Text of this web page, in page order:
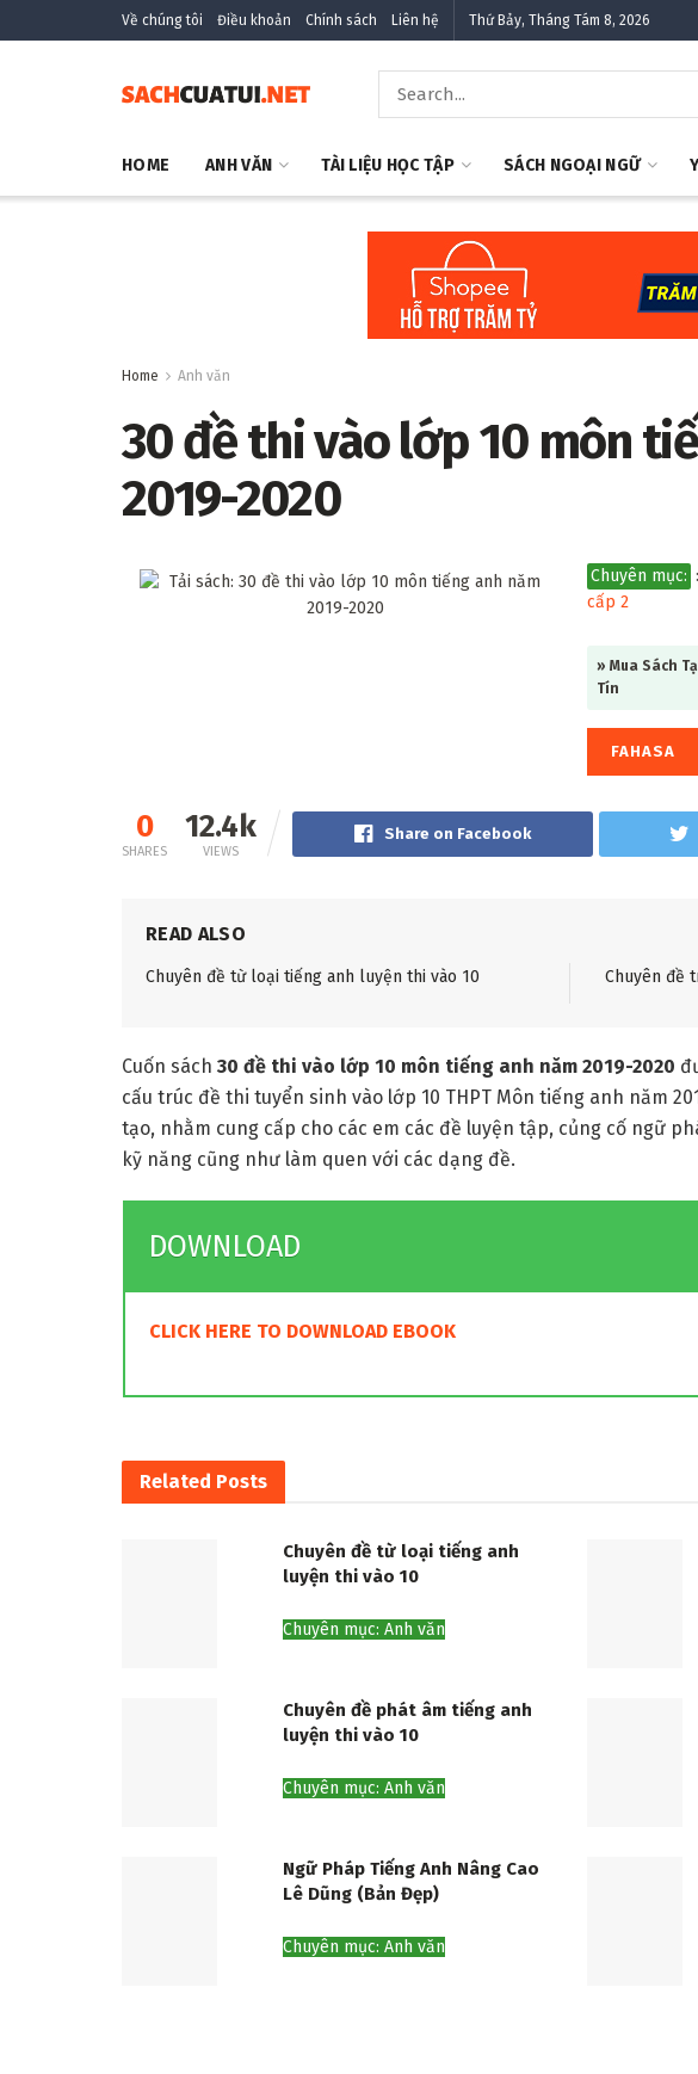
Về chúng tôi Điều khoản Chính sách Liên hệ Thứ Bảy, Tháng Tám 8, 2026
HOME ANH VĂN TÀI LIỆU HỌC TẬP SÁCH NGOẠI NGỮ
Home Anh văn
30 đề thi vào lớp 10 môn
2019-2020
Chuyên mục: :
cấp 2
» Mua Sách
Tín
FAHASA
0
SHARES
12.4k
VIEWS
Share on Facebook
READ ALSO
Chuyên đề từ loại tiếng anh luyện thi vào 10 Chuyên đề
Cuốn sách 30 đề thi vào lớp 10 môn tiếng anh năm 2019-2020
cấu trúc đề thi tuyển sinh vào lớp 10 THPT Môn tiếng anh năm
tạo, nhằm cung cấp cho các em các đề luyện tập, củng cố ngữ
kỹ năng cũng như làm quen với các dạng đề.
DOWNLOAD
CLICK HERE TO DOWNLOAD EBOOK
Related Posts
Chuyên đề từ loại tiếng anh
luyện thi vào 10
Chuyên mục: Anh văn
Chuyên đề phát âm tiếng anh
luyện thi vào 10
Chuyên mục: Anh văn
Ngữ Pháp Tiếng Anh Nâng Cao
Lê Dũng (Bản Đẹp)
Chuyên mục: Anh văn